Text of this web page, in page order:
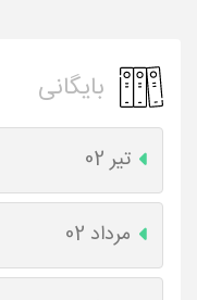
بایگانی
تیر 02
مرداد 02